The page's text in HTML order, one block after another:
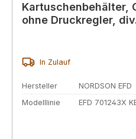
Kartuschenbehälter,
ohne Druckregler,
In Zulauf
Hersteller
NORDSON EFD
Modelllinie
EFD 701243X